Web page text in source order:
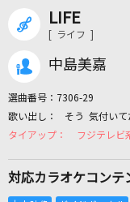
LIFE
[ ライフ ]
中島美嘉
選曲番号： 7306-29
そう 気付い
フジテレビ
対応カラオケコンテ